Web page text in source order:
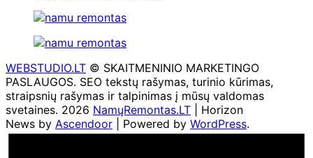
WEBSTUDIO.LT © SKAITMENINIO MARKETINGO
PASLAUGOS. SEO tekstų rašymas, turinio kūrimas,
straipsnių rašymas ir talpinimas į mūsų valdomas
svetaines. 2026 NamųRemontas.LT | Horizon
News by Ascendoor | Powered by WordPress.